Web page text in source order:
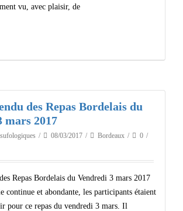
vu, avec plaisir, de
des Repas Bordelais du
mars 2017
08/03/2017 Bordeaux
0
Repas Bordelais du Vendredi 3 mars 2017
continue et abondante, les participants étaient
pour ce repas du vendredi 3 mars. Il